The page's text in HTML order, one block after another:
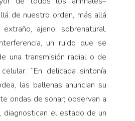
de nuestro orden, más allá
ajeno, sobrenatural.
un ruido que se
una transmisión radial o de
“En delicada sintonía
las ballenas anuncian su
ondas de sonar; observan a
diagnostican el estado de un